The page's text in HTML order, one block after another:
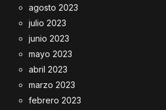
agosto 2023
julio 2023
junio 2023
mayo 2023
abril 2023
marzo 2023
febrero 2023